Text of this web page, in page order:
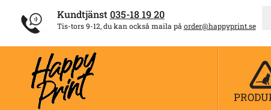
Kundtjänst 035-18 19 20
Tis-tors 9-12, du kan också maila på order@happyprint.se